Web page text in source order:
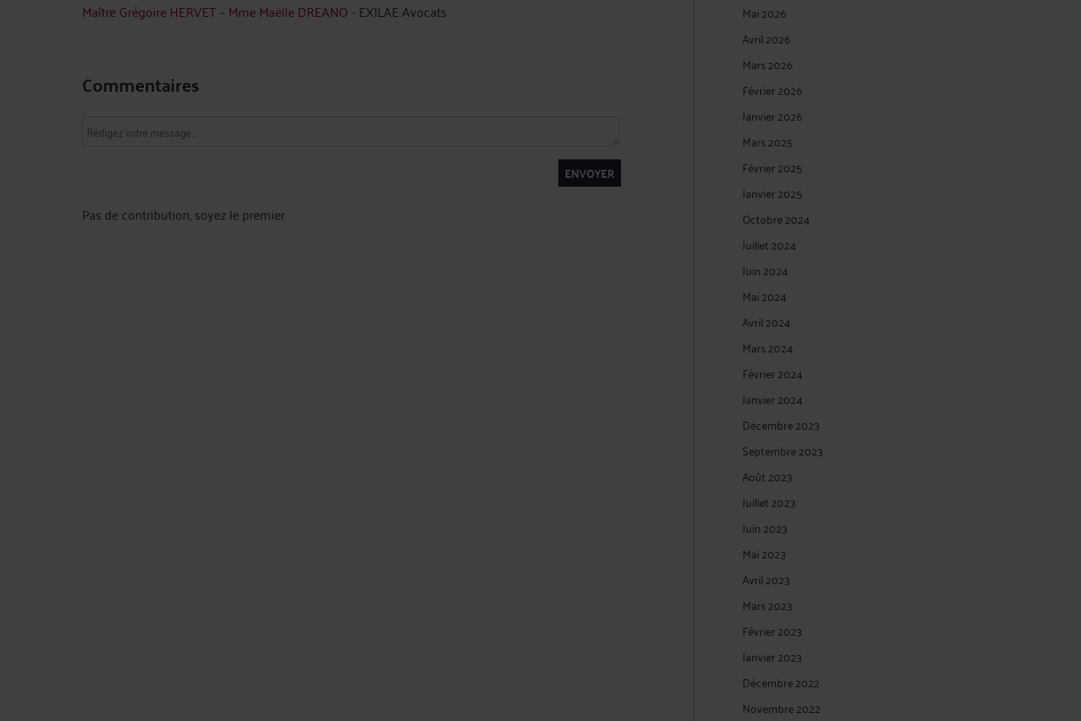
Maître Grégoire HERVET– Mme Maëlle DREANO- EXILAE Avocats
Commentaires
ENVOYER
Pas de contribution, soyez le premier
Mai 2026
Avril 2026
Mars 2026
Février 2026
Janvier 2026
Mars 2025
Février 2025
Janvier 2025
Octobre 2024
Juillet 2024
Juin 2024
Mai 2024
Avril 2024
Mars 2024
Février 2024
Janvier 2024
Décembre 2023
Septembre 2023
Août 2023
Juillet 2023
Juin 2023
Mai 2023
Avril 2023
Mars 2023
Février 2023
Janvier 2023
Décembre 2022
Novembre 2022